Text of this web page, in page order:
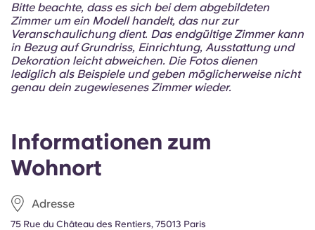
Informationen zum
Wohnort
Adresse
75 Rue du Château des Rentiers, 75013 Paris
Bitte beachte, dass es sich bei dem abgebildeten
Zimmer um ein Modell handelt, das nur zur
Veranschaulichung dient. Das endgültige Zimmer kann
in Bezug auf Grundriss, Einrichtung, Ausstattung und
Dekoration leicht abweichen. Die Fotos dienen
lediglich als Beispiele und geben möglicherweise nicht
genau dein zugewiesenes Zimmer wieder.